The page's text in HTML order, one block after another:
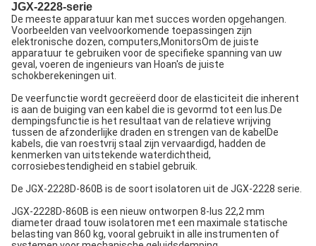
JGX-2228-serie
De meeste apparatuur kan met succes worden opgehangen.
Voorbeelden van veelvoorkomende toepassingen zijn
elektronische dozen, computers,MonitorsOm de juiste
apparatuur te gebruiken voor de specifieke spanning van uw
geval, voeren de ingenieurs van Hoan's de juiste
schokberekeningen uit.
De veerfunctie wordt gecreëerd door de elasticiteit die inherent
is aan de buiging van een kabel die is gevormd tot een lus.De
dempingsfunctie is het resultaat van de relatieve wrijving
tussen de afzonderlijke draden en strengen van de kabelDe
kabels, die van roestvrij staal zijn vervaardigd, hadden de
kenmerken van uitstekende waterdichtheid,
corrosiebestendigheid en stabiel gebruik.
De JGX-2228D-860B is de soort isolatoren uit de JGX-2228 serie.
JGX-2228D-860B is een nieuw ontworpen 8-lus 22,2 mm
diameter draad touw isolatoren met een maximale statische
belasting van 860 kg, vooral gebruikt in alle instrumenten of